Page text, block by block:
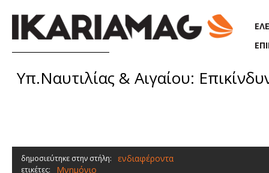
Υπ.Ναυτιλίας & Αιγαίου:
δημοσιεύτηκε στην στήλη: ενδιαφέροντα
ετικέτες: Μνημόνιο